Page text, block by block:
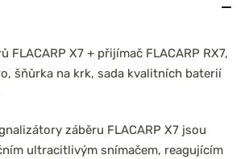
FLACARP X7 + přijímač FLACARP RX7,
šňůrka na krk, sada kvalitních baterií
záběru FLACARP X7 jsou
ultracitlivým snímačem, reagujícím